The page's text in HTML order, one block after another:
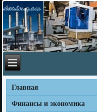
Главная
Финансы и экономика